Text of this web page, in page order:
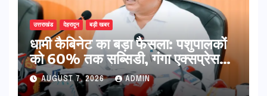
उत्तराखंड देहरादून बड़ी खबर
​धामी कैबिनेट का बड़ा फैसला: पशुपालकों
को 60% तक सब्सिडी, गंगा एक्सप्रेसवे
का हरिद्वार तक होगा विस्तार
AUGUST 7, 2026 ADMIN